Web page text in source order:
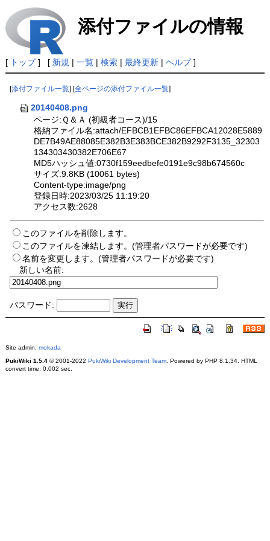
添付ファイルの情報
[ トップ] [ 新規 | 一覧| 検索| 最終更新| ヘルプ]
[添付ファイル一覧 ] [全ページの添付ファイル一覧
20140408.png
ページ:Ｑ＆Ａ (初級者コース)/15
格納ファイル名:attach/EFBCB1EFBC86EFBCA12028E5889
DE7B49AE88085E382B3E383BCE382B9292F3135_32303
134303430382E706E67
MD5ハッシュ値:0730f159eedbefe0191e9c98b674560c
サイズ:9.8KB (10061 bytes)
Content-type:image/png
登録日時:2023/03/25 11:19:20
アクセス数:2628
このファイルを削除します。
このファイルを凍結します。(管理者パスワードが必要です)
名前を変更します。(管理者パスワードが必要です)
新しい名前:
パスワード:
Site admin: mokada
PukiWiki 1.5.4© 2001-2022 PukiWiki Development Team. Powered by PHP 8.1.34. HTML
convert time: 0.002 sec.